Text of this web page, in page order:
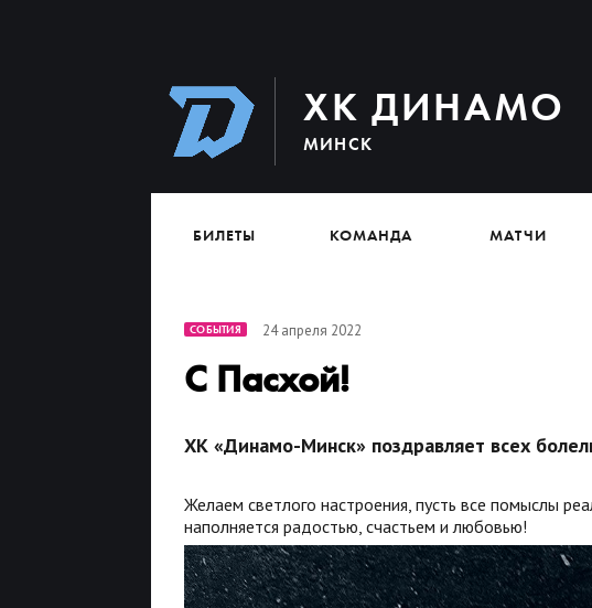
ХК ДИНАМО
МИНСК
БИЛЕТЫ КОМАНДА МАТЧИ
СОБЫТИЯ 24 апреля 2022
С Пасхой!
ХК «Динамо-Минск» поздравляет всех
Желаем светлого настроения, пусть все помыслы
наполняется радостью, счастьем и любовью!